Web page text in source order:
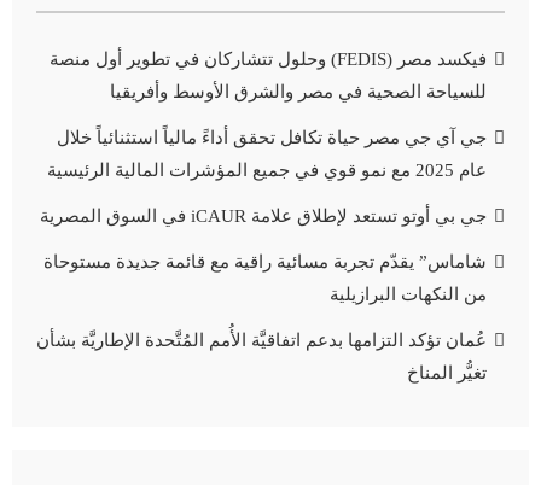
فيكسد مصر (FEDIS) وحلول تتشاركان في تطوير أول منصة
للسياحة الصحية في مصر والشرق الأوسط وأفريقيا
جي آي جي مصر حياة تكافل تحقق أداءً مالياً استثنائياً خلال
عام 2025 مع نمو قوي في جميع المؤشرات المالية الرئيسية
جي بي أوتو تستعد لإطلاق علامة iCAUR في السوق المصرية
شاماس” يقدّم تجربة مسائية راقية مع قائمة جديدة مستوحاة
من النكهات البرازيلية
عُمان تؤكد التزامها بدعم اتفاقيَّة الأُمم المُتَّحدة الإطاريَّة بشأن
تغيُّر المناخ